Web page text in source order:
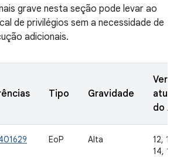
grave nesta seção pode levar ao
de privilégios sem a necessidade de
adicionais.
Tipo Gravidade
do
EoP Alta
12,
14, 15